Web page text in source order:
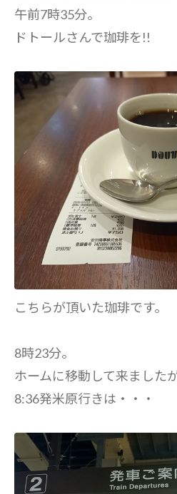
午前7時35分。
ドトールさんで珈琲を!!
こちらが頂いた珈琲です。
8時23分。
ホームに移動して来ました
8:36発米原行きは・・・